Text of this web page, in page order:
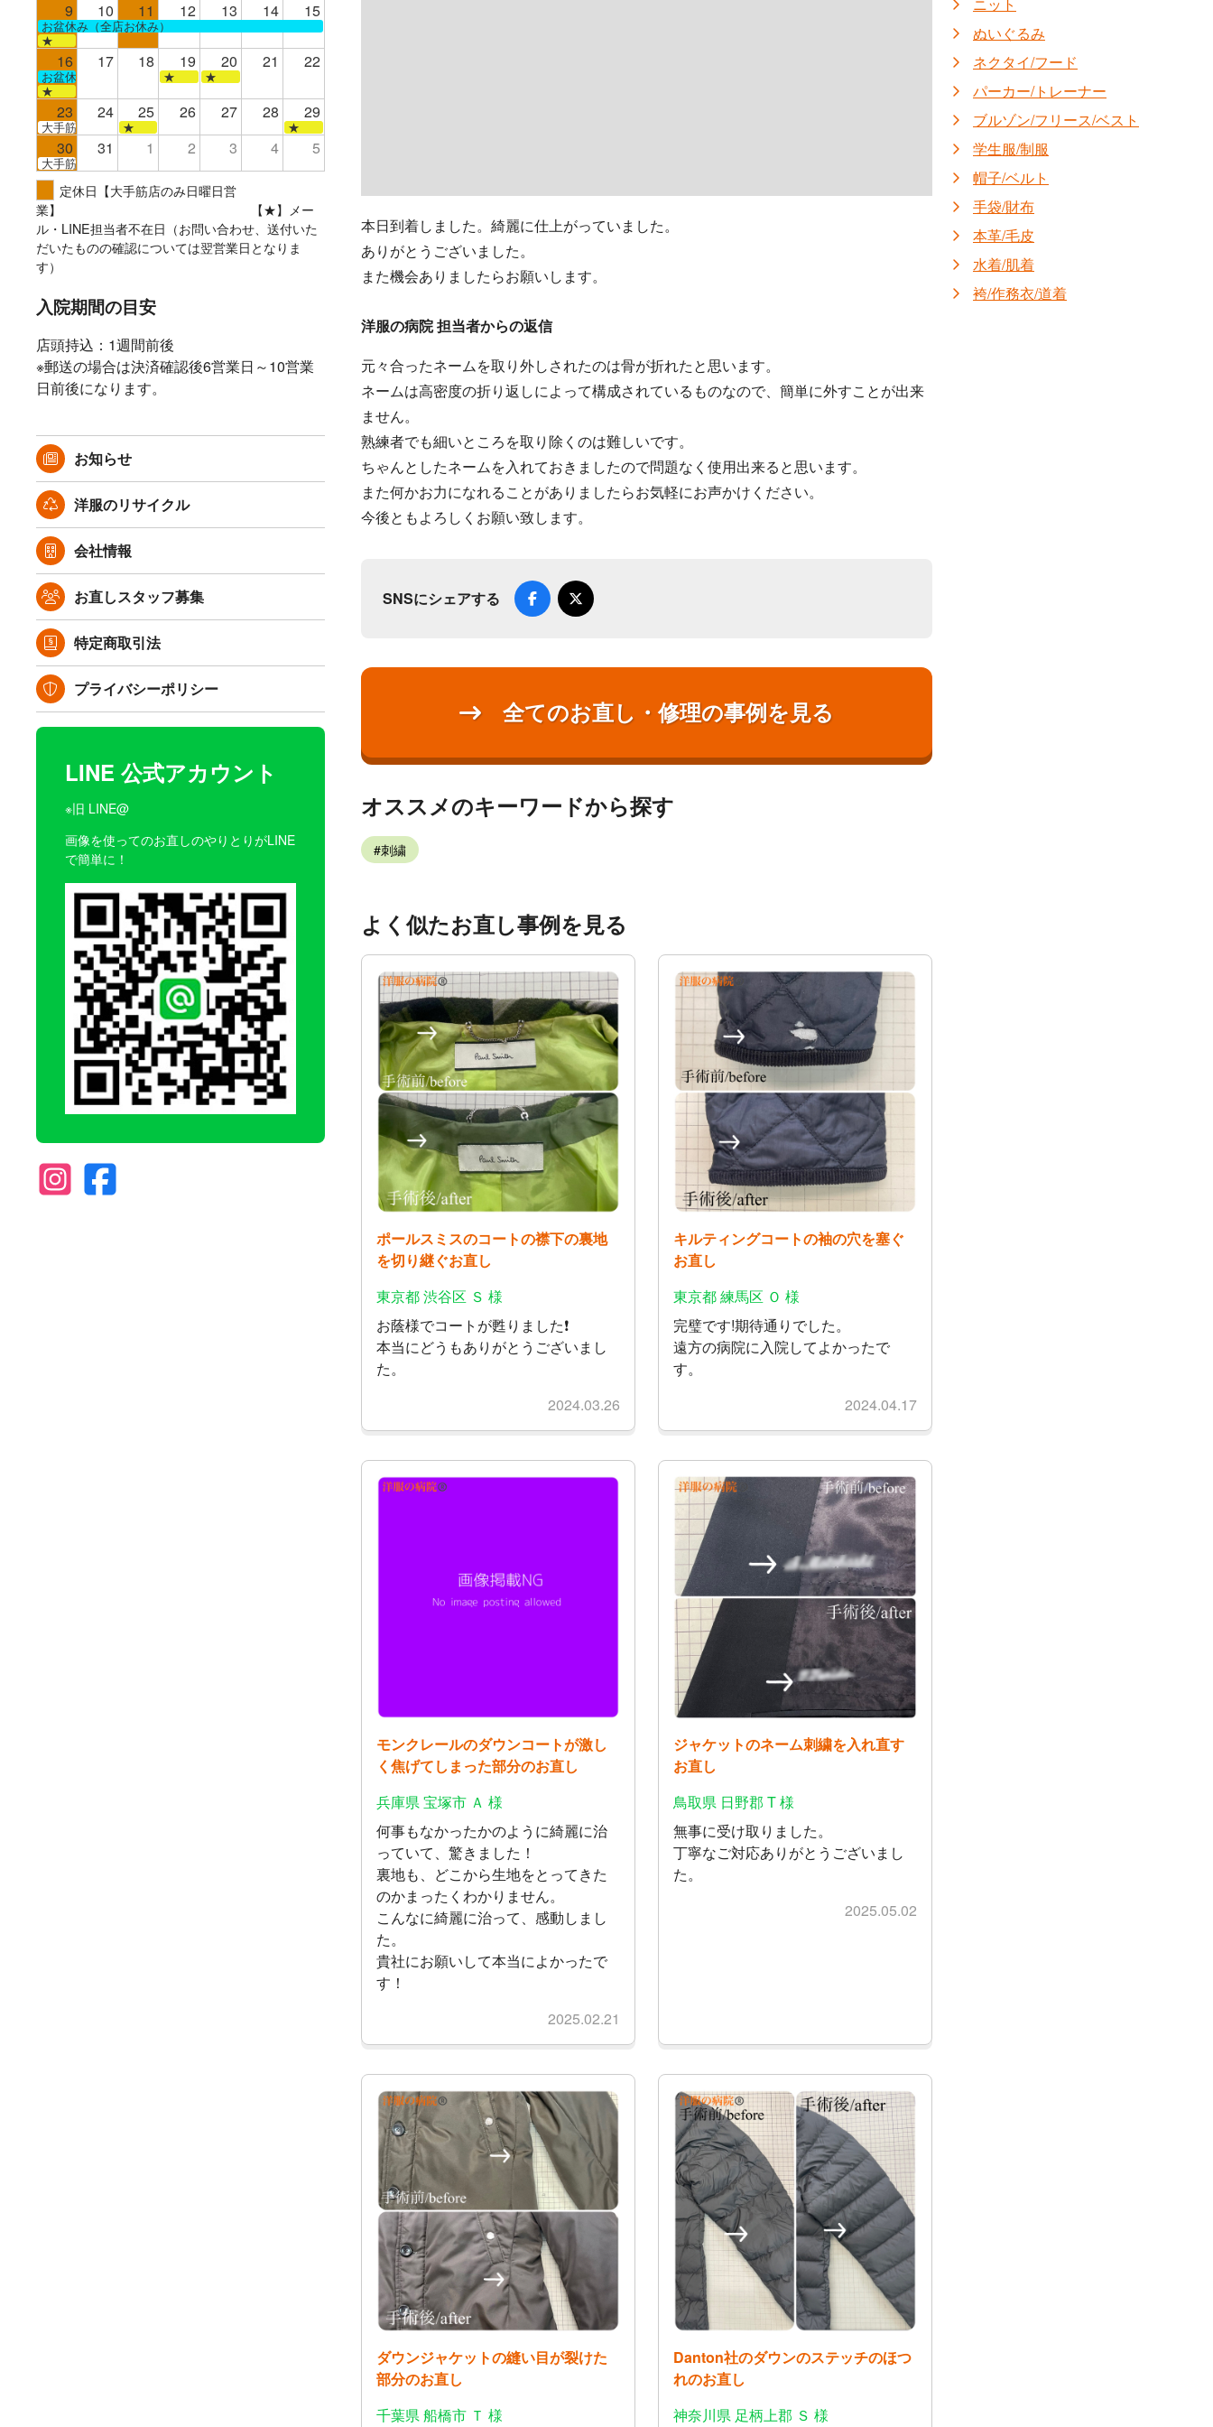
9 10 11 12 13 14 15
お盆休み（全店お休み）
★
16 17 18 19 20 21 22
お盆休み（全店お休み）★
★
★
23 24 25 26 27 28 29
大手筋 ★ ★
30 31 1 2 3 4 5
大手筋
定休日【大手筋店のみ日曜日営
業】 【★】メー
ル・LINE担当者不在日（お問い合わせ、送付いた
だいたものの確認については翌営業日となりま
す）
入院期間の目安
店頭持込：1週間前後
※郵送の場合は決済確認後6営業日～10営業
日前後になります。
お知らせ
洋服のリサイクル
会社情報
お直しスタッフ募集
特定商取引法
プライバシーポリシー
LINE 公式アカウント
※旧 LINE@
画像を使ってのお直しのやりとりがLINE
で簡単に！
本日到着しました。綺麗に仕上がっていました。
ありがとうございました。
また機会ありましたらお願いします。
洋服の病院 担当者からの返信
元々合ったネームを取り外しされたのは骨が折れたと思います。
ネームは高密度の折り返しによって構成されているものなので、簡単に外すことが出来
ません。
熟練者でも細いところを取り除くのは難しいです。
ちゃんとしたネームを入れておきましたので問題なく使用出来ると思います。
また何かお力になれることがありましたらお気軽にお声かけください。
今後ともよろしくお願い致します。
SNSにシェアする
全てのお直し・修理の事例を見る
オススメのキーワードから探す
刺繍
よく似たお直し事例を見る
ポールスミスのコートの襟下の裏地
を切り継ぐお直し
東京都 渋谷区 Ｓ 様
お蔭様でコートが甦りました❗
本当にどうもありがとうございまし
た。
2024.03.26
キルティングコートの袖の穴を塞ぐ
お直し
東京都 練馬区 Ｏ 様
完璧です!期待通りでした。
遠方の病院に入院してよかったで
す。
2024.04.17
モンクレールのダウンコートが激し
く焦げてしまった部分のお直し
兵庫県 宝塚市 Ａ 様
何事もなかったかのように綺麗に治
っていて、驚きました！
裏地も、どこから生地をとってきた
のかまったくわかりません。
こんなに綺麗に治って、感動しまし
た。
貴社にお願いして本当によかったで
す！
2025.02.21
ジャケットのネーム刺繍を入れ直す
お直し
鳥取県 日野郡 T 様
無事に受け取りました。
丁寧なご対応ありがとうございまし
た。
2025.05.02
ダウンジャケットの縫い目が裂けた
部分のお直し
千葉県 船橋市 Ｔ 様
Danton社のダウンのステッチのほつ
れのお直し
神奈川県 足柄上郡 Ｓ 様
ぬいぐるみ
ネクタイ/フード
パーカー/トレーナー
ブルゾン/フリース/ベスト
学生服/制服
帽子/ベルト
手袋/財布
本革/毛皮
水着/肌着
袴/作務衣/道着